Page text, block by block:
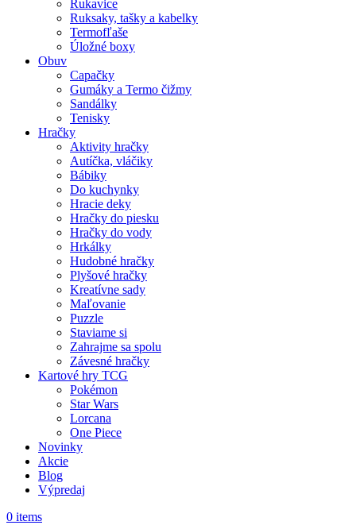
Rukavice
Ruksaky, tašky a kabelky
Termofľaše
Úložné boxy
Obuv
Capačky
Gumáky a Termo čižmy
Sandálky
Tenisky
Hračky
Aktivity hračky
Autíčka, vláčiky
Bábiky
Do kuchynky
Hracie deky
Hračky do piesku
Hračky do vody
Hrkálky
Hudobné hračky
Plyšové hračky
Kreatívne sady
Maľovanie
Puzzle
Staviame si
Zahrajme sa spolu
Závesné hračky
Kartové hry TCG
Pokémon
Star Wars
Lorcana
One Piece
Novinky
Akcie
Blog
Výpredaj
0 items